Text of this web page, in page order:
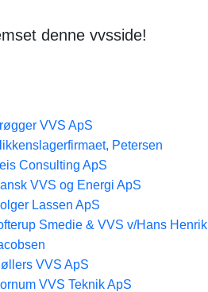
denne vvsside!
VVS ApS
Petersen
Consulting ApS
VVS og Energi ApS
Lassen ApS
Smedie & VVS v/Hans Henrik
VVS ApS
VVS Teknik ApS